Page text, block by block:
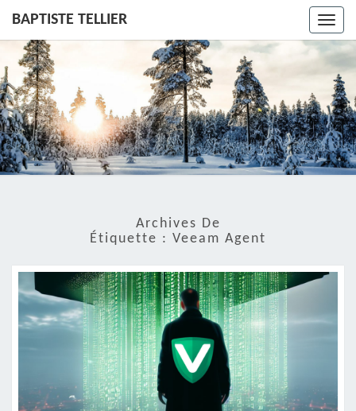
BAPTISTE TELLIER
Archives De
Étiquette : Veeam Agent